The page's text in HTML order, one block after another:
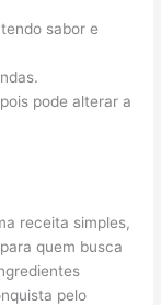
sabor e
pode alterar a
receita simples,
quem busca
pelo